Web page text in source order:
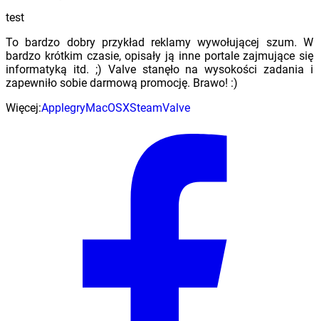
test
To bardzo dobry przykład reklamy wywołującej szum. W
bardzo krótkim czasie, opisały ją inne portale zajmujące się
informatyką itd. ;) Valve stanęło na wysokości zadania i
zapewniło sobie darmową promocję. Brawo! :)
Więcej:ApplegryMacOSXSteamValve